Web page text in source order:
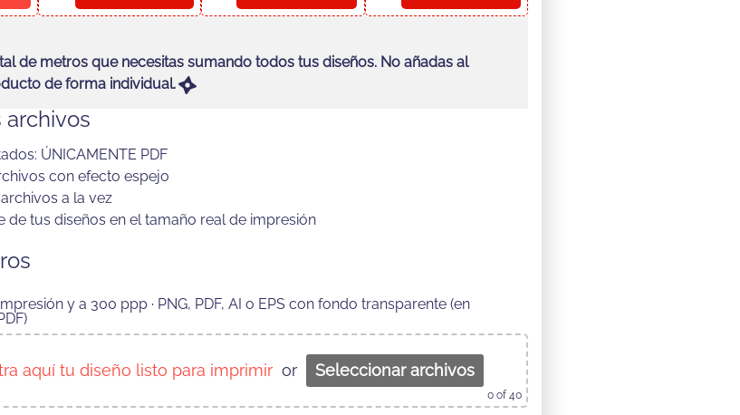
de metros que necesitas sumando todos tus diseños. No añadas al
de forma individual.
archivos
ÚNICAMENTE PDF
con efecto espejo
a la vez
de tus diseños en el tamaño real de impresión
y a 300 ppp · PNG, PDF, AI o EPS con fondo transparente (en
aquí tu diseño listo para imprimir or Seleccionar archivos
0of 40